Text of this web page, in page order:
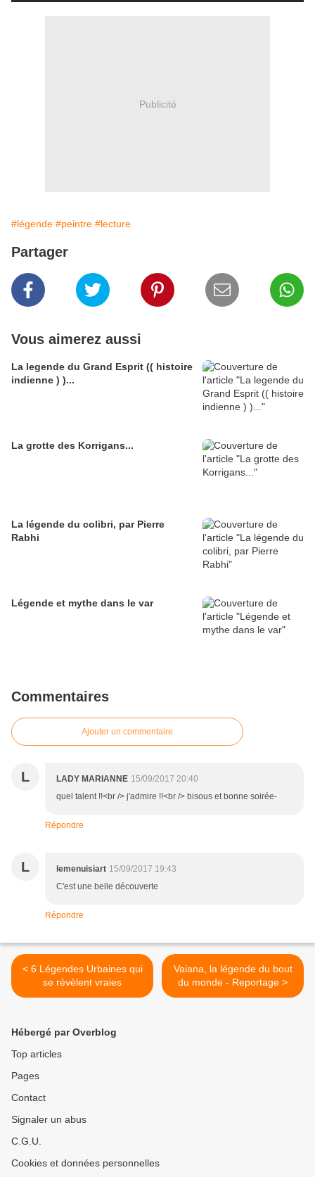
Publicité
#légende #peintre #lecture
Partager
Vous aimerez aussi
La legende du Grand Esprit (( histoire
indienne ) )...
La grotte des Korrigans...
La légende du colibri, par Pierre
Rabhi
Légende et mythe dans le var
Commentaires
Ajouter un commentaire
L LADY MARIANNE 15/09/2017 20:40
quel talent !!<br /> j'admire !!<br /> bisous et bonne soirée-
Répondre
L lemenuisiart 15/09/2017 19:43
C'est une belle découverte
Répondre
< 6 Légendes Urbaines qui
se révèlent vraies
Vaiana, la légende du bout
du monde - Reportage >
Hébergé par Overblog
Top articles
Pages
Contact
Signaler un abus
C.G.U.
Cookies et données personnelles